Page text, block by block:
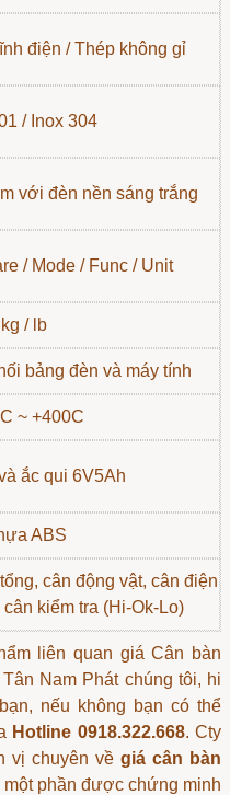
điện / Thép không gỉ
/ Inox 304
với đèn nền sáng trắng
/ Mode / Func / Unit
kg / lb
bảng đèn và máy tính
~ +400C
ắc qui 6V5Ah
ABS
cân động vật, cân điện
cân kiểm tra (Hi-Ok-Lo)
liên quan giá Cân bàn
Nam Phát chúng tôi, hi
nếu không bạn có thể
Hotline 0918.322.668. Cty
vị chuyên về giá cân bàn
một phần được chứng minh